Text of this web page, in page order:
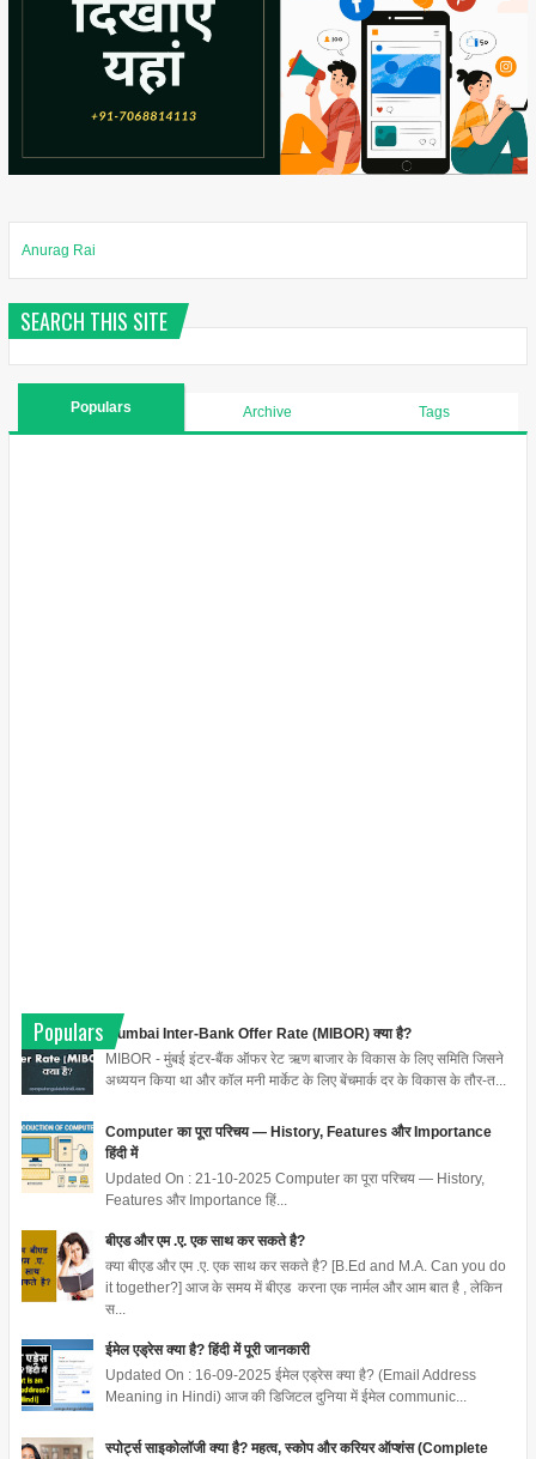
Anurag Rai
SEARCH THIS SITE
Populars Archive Tags
Populars
Mumbai Inter-Bank Offer Rate (MIBOR) क्या है?
MIBOR - मुंबई इंटर-बैंक ऑफर रेट ऋण बाजार के विकास के लिए समिति जिसने
अध्ययन किया था और कॉल मनी मार्केट के लिए बेंचमार्क दर के विकास के तौर-त...
Computer का पूरा परिचय — History, Features और Importance
हिंदी में
Updated On : 21-10-2025 Computer का पूरा परिचय — History,
Features और Importance हिं...
बीएड और एम .ए. एक साथ कर सकते है?
क्या बीएड और एम .ए. एक साथ कर सकते है? [B.Ed and M.A. Can you do
it together?] आज के समय में बीएड करना एक नार्मल और आम बात है , लेकिन
स...
ईमेल एड्रेस क्या है? हिंदी में पूरी जानकारी
Updated On : 16-09-2025 ईमेल एड्रेस क्या है? (Email Address
Meaning in Hindi) आज की डिजिटल दुनिया में ईमेल communic...
स्पोर्ट्स साइकोलॉजी क्या है? महत्व, स्कोप और करियर ऑप्शंस (Complete